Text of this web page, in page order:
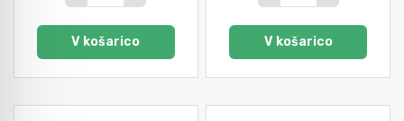
V košarico V košarico